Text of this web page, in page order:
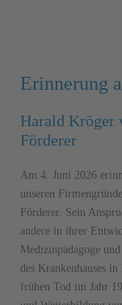
Erinnerung
Harald Kröger
Förderer
Am 4. Juni 2026
unseren
Förderer. Sein
andere in ihrer
Medizinpädagoge
des Krankenhauses
frühen Tod im Jahr